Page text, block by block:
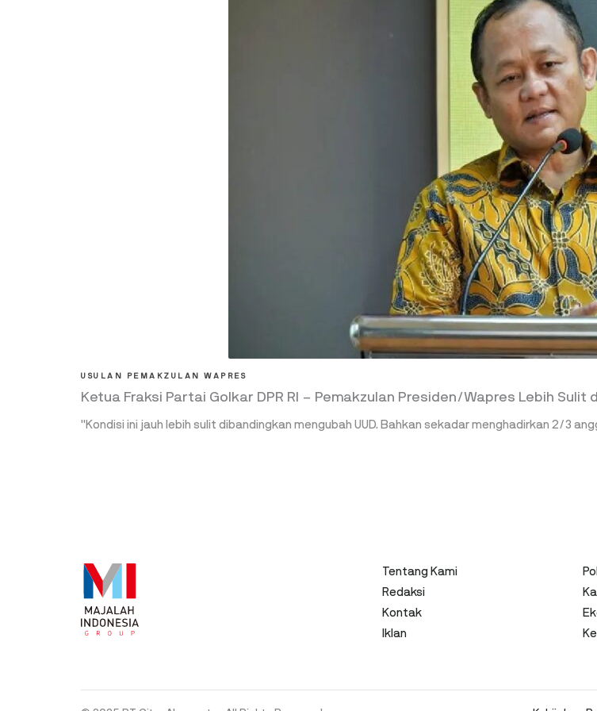
USULAN PEMAKZULAN WAPRES
Ketua Fraksi Partai Golkar DPR RI – Pemakzulan Presiden/Wapres Lebih Sulit
"Kondisi ini jauh lebih sulit dibandingkan mengubah UUD. Bahkan sekadar menghadirkan 2/3
Tentang Kami
Redaksi
Kontak
Iklan